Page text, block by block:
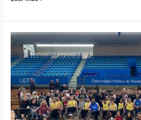
historia
en
Liga
Norte
de
baloncesto
en